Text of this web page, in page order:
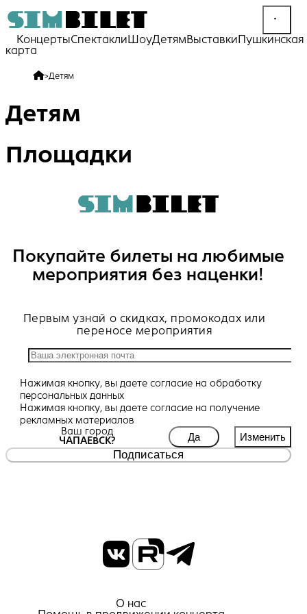
КонцертыСпектакли ШоуДетямВыставкиПушкинская
карта
>Детям
Детям
Площадки
Покупайте билеты на любимые
мероприятия без наценки!
Первым узнай о скидках, промокодах или
переносе мероприятия
Нажимая кнопку, вы даете согласие на обработку
персональных данных
Нажимая кнопку, вы даете согласие на получение
рекламных материалов
Ваш город
ЧАПАЕВСК?
Да Изменить
Подписаться
О нас